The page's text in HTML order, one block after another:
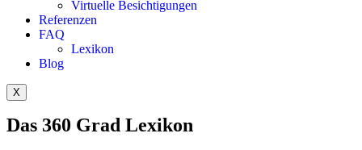
Virtuelle Besichtigungen
Referenzen
FAQ
Lexikon
Blog
X
Das 360 Grad Lexikon